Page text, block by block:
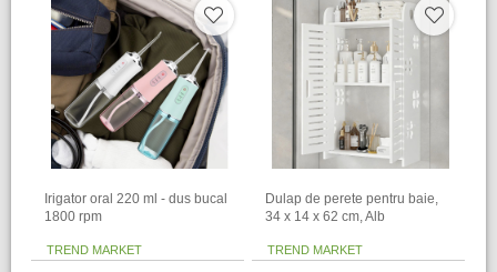
Irigator oral 220 ml - dus bucal
1800 rpm
TREND MARKET
Dulap de perete pentru baie,
34 x 14 x 62 cm​, Alb
TREND MARKET